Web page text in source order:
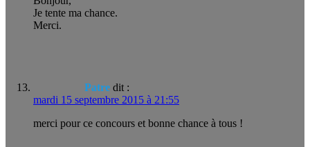
Je tente ma chance.
Merci.
Patre dit :
mardi 15 septembre 2015 à 21:55
merci pour ce concours et bonne chance à tous !